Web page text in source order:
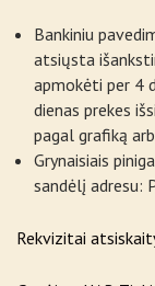
Bankiniu
atsiųsta
apmokėti per 4
dienas prekes
pagal grafiką
Grynaisiais
sandėlį adresu:
Rekvizitai